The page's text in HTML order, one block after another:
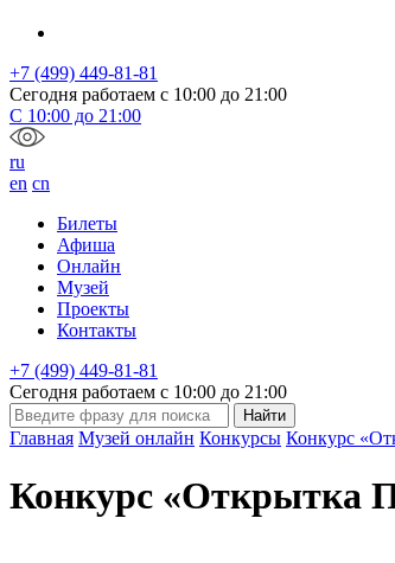
+7 (499) 449-81-81
Сегодня работаем с 10:00 до 21:00
С 10:00 до 21:00
ru
en cn
Билеты
Афиша
Онлайн
Музей
Проекты
Контакты
+7 (499) 449-81-81
Сегодня работаем с 10:00 до 21:00
Главная Музей онлайн Конкурсы Конкурс
Конкурс «Открытка